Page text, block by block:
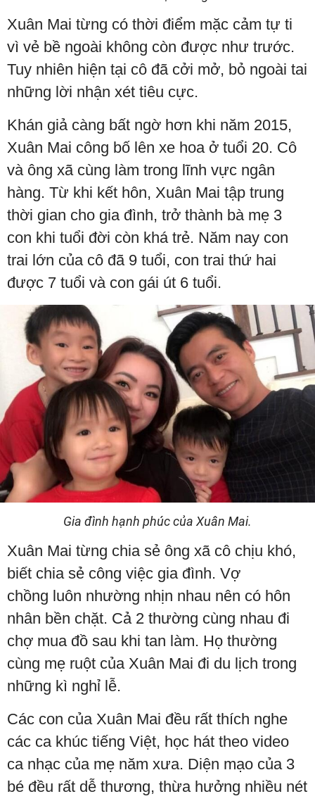
Xuân Mai từng có thời điểm mặc cảm tự ti
vì vẻ bề ngoài không còn được như trước.
Tuy nhiên hiện tại cô đã cởi mở, bỏ ngoài tai
những lời nhận xét tiêu cực.
Khán giả càng bất ngờ hơn khi năm 2015,
Xuân Mai công bố lên xe hoa ở tuổi 20. Cô
và ông xã cùng làm trong lĩnh vực ngân
hàng. Từ khi kết hôn, Xuân Mai tập trung
thời gian cho gia đình, trở thành bà mẹ 3
con khi tuổi đời còn khá trẻ. Năm nay con
trai lớn của cô đã 9 tuổi, con trai thứ hai
được 7 tuổi và con gái út 6 tuổi.
Gia đình hạnh phúc của Xuân Mai.
Xuân Mai từng chia sẻ ông xã cô chịu khó,
biết chia sẻ công việc gia đình. Vợ
chồng luôn nhường nhịn nhau nên có hôn
nhân bền chặt. Cả 2 thường cùng nhau đi
chợ mua đồ sau khi tan làm. Họ thường
cùng mẹ ruột của Xuân Mai đi du lịch trong
những kì nghỉ lễ.
Các con của Xuân Mai đều rất thích nghe
các ca khúc tiếng Việt, học hát theo video
ca nhạc của mẹ năm xưa. Diện mạo của 3
bé đều rất dễ thương, thừa hưởng nhiều nét